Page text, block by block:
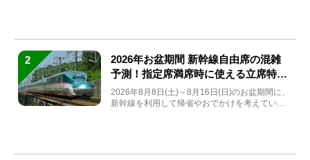
2
2026年お盆期間 新幹線自由席の混雑
予測！指定席満席時に使える立席特急
券も解説
2026年8月8日(土)～8月16日(日)のお盆期間に、
新幹線を利用して帰省やおでかけを考えている